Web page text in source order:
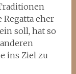
eher
soll, hat so
ins Ziel zu